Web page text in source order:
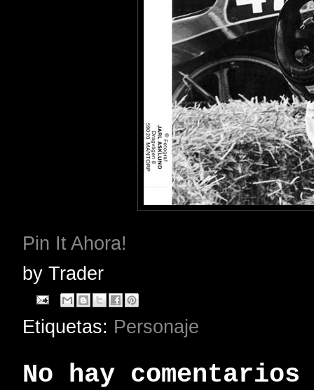
Pin It Ahora!
by Trader
Etiquetas: Personaje
No hay